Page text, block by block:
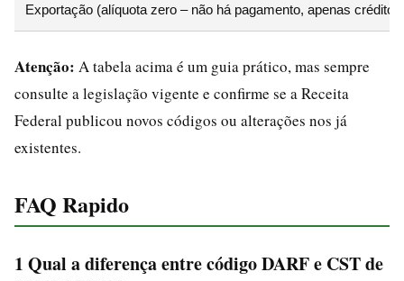
Exportação (alíquota zero – não há pagamento, apenas
Atenção: A tabela acima é um guia prático, mas sempre
consulte a legislação vigente e confirme se a Receita
Federal publicou novos códigos ou alterações nos já
existentes.
FAQ Rapido
1 Qual a diferença entre código DARF e CST de